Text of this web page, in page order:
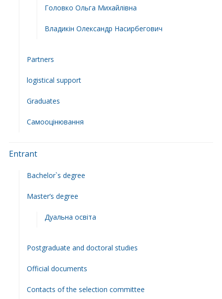
Головко Ольга Михайлівна
Владикін Олександр Насирбегович
Partners
logistical support
Graduates
Самооцінювання
Entrant
Bachelor`s degree
Master’s degree
Дуальна освіта
Postgraduate and doctoral studies
Official documents
Contacts of the selection committee